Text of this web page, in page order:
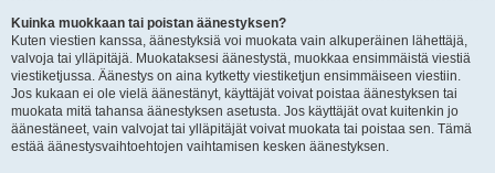
Kuinka muokkaan tai poistan äänestyksen?
Kuten viestien kanssa, äänestyksiä voi muokata vain alkuperäinen lähettäjä,
valvoja tai ylläpitäjä. Muokataksesi äänestystä, muokkaa ensimmäistä viestiä
viestiketjussa. Äänestys on aina kytketty viestiketjun ensimmäiseen viestiin.
Jos kukaan ei ole vielä äänestänyt, käyttäjät voivat poistaa äänestyksen tai
muokata mitä tahansa äänestyksen asetusta. Jos käyttäjät ovat kuitenkin jo
äänestäneet, vain valvojat tai ylläpitäjät voivat muokata tai poistaa sen. Tämä
estää äänestysvaihtoehtojen vaihtamisen kesken äänestyksen.